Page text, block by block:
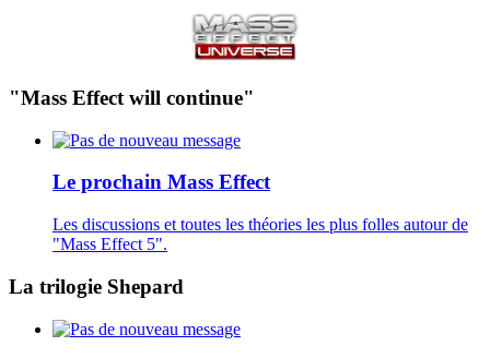
"Mass Effect will continue"
Le prochain Mass Effect
Les discussions et toutes les théories les plus folles autour de
"Mass Effect 5".
La trilogie Shepard